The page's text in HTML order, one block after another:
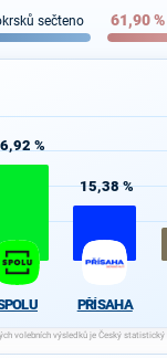
sečteno 61,90%
%
15,38 %
PŘÍSAHA